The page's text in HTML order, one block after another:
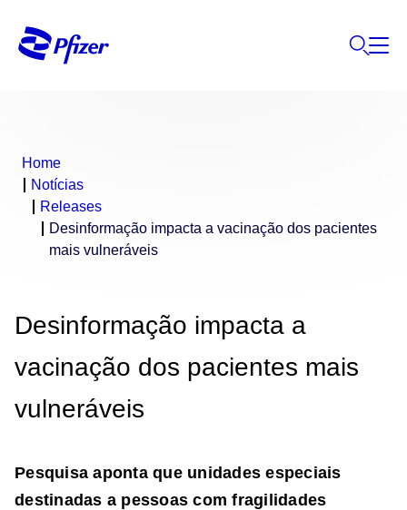
Home
Notícias
Releases
Desinformação impacta a vacinação dos pacientes
mais vulneráveis
Desinformação impacta a
vacinação dos pacientes mais
vulneráveis
Pesquisa aponta que unidades especiais
destinadas a pessoas com fragilidades